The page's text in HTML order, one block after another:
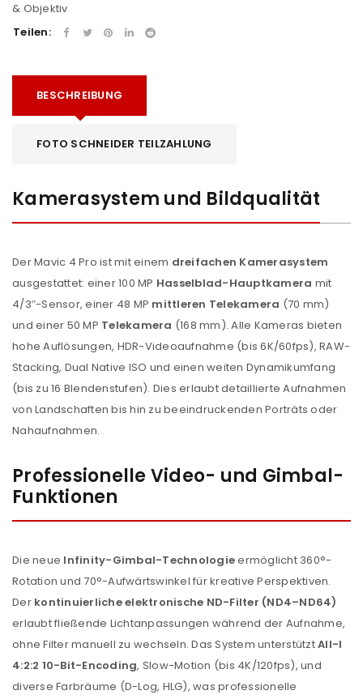
& Objektiv
Teilen:
BESCHREIBUNG
FOTO SCHNEIDER TEILZAHLUNG
Kamerasystem und Bildqualität
Der Mavic 4 Pro ist mit einem dreifachen Kamerasystem
ausgestattet: einer 100 MP Hasselblad-Hauptkamera mit
4/3″-Sensor, einer 48 MP mittleren Telekamera (70 mm)
und einer 50 MP Telekamera (168 mm). Alle Kameras bieten
hohe Auflösungen, HDR-Videoaufnahme (bis 6K/60fps), RAW-
Stacking, Dual Native ISO und einen weiten Dynamikumfang
(bis zu 16 Blendenstufen). Dies erlaubt detaillierte Aufnahmen
von Landschaften bis hin zu beeindruckenden Porträts oder
Nahaufnahmen.
Professionelle Video- und Gimbal-
Funktionen
Die neue Infinity-Gimbal-Technologieermöglicht 360°-
Rotation und 70°-Aufwärtswinkel für kreative Perspektiven.
Der kontinuierliche elektronische ND-Filter (ND4–ND64)
erlaubt fließende Lichtanpassungen während der Aufnahme,
ohne Filter manuell zu wechseln. Das System unterstütztAll-I
4:2:2 10-Bit-Encoding, Slow-Motion (bis 4K/120fps), und
diverse Farbräume (D-Log, HLG), was professionelle